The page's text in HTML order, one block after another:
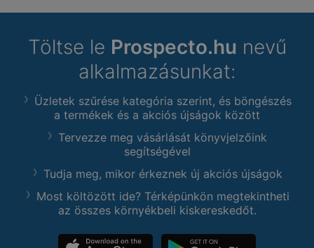
Töltse le Prospecto.hu nevű
alkalmazásunkat:
Üzletek szűrése kategória szerint, és böngészés
a termékek és a akciós újságok között
Tervezze meg vásárlását könyvjelzőink
segítségével
Tudja meg, mikor érkeznek új akciós újságok
Most költözött ide? Térképünkön megtekintheti
az összes környékbeli kiskereskedőt.